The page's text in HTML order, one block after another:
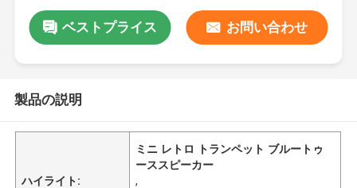
ベストプライス お問い合わせ
製品の説明
ハイライト:
ミニ レトロ トランペット ブルートゥ
ーススピーカー
,